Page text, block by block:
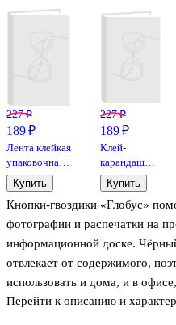
Кнопки-гвоздики «Глобус»
фотографии и распечатки на
информационной доске.
отвлекает от содержимого,
использовать и дома, и в
металлический стержень легко
Перейти к описанию и
227 ₽
189 ₽
Лента клейкая
упаковочная
прозрачная,
48 мм х 60 м,
GoodMark
Купить
227 ₽
189 ₽
Клей-
карандаш
«Extra»,
Erich Krause,
15 г
Купить